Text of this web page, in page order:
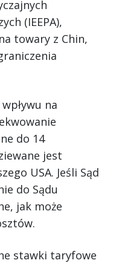
(IEEPA),
towary z Chin,
na
do 14
jest
USA. Jeśli Sąd
do Sądu
jak może
stawki taryfowe